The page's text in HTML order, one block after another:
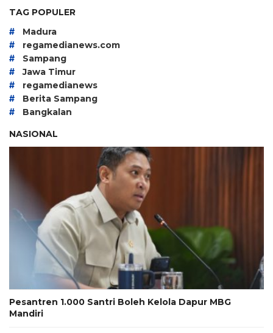
TAG POPULER
# Madura
# regamedianews.com
# Sampang
# Jawa Timur
# regamedianews
# Berita Sampang
#
Bangkalan
NASIONAL
Pesantren 1.000 Santri Boleh Kelola Dapur MBG
Mandiri